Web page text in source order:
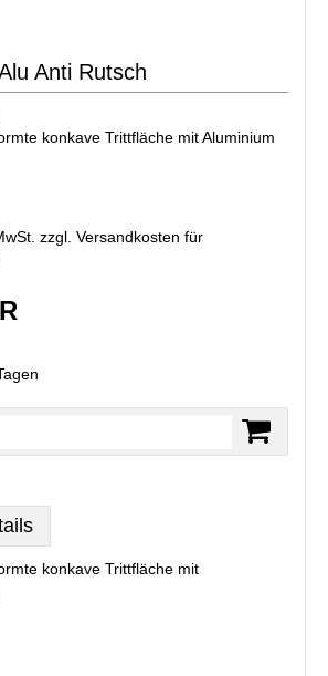
Anti Rutsch
konkave Trittfläche mit Aluminium
zzgl. Versandkosten für
konkave Trittfläche mit